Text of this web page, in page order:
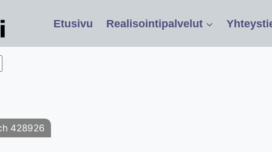
Etusivu Realisointipalvelut
428926